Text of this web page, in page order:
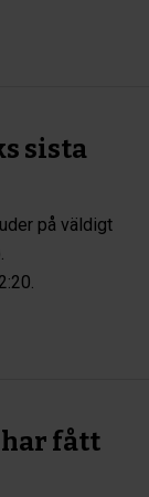
sista
på väldigt
fått